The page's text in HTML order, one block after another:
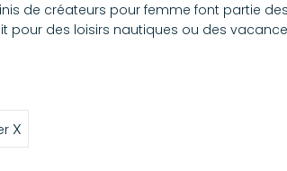
de créateurs pour femme font partie
pour des loisirs nautiques ou des
X